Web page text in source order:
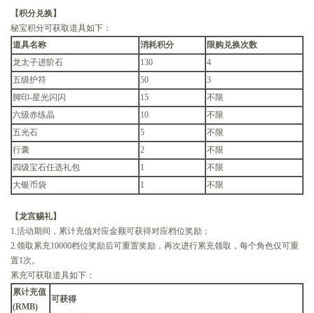
【积分兑换】
秘宝积分可获取道具如下：
道具名称
消耗积分
限购兑换次数
龙太子进阶石
130
4
五级护符
50
3
脚印-星光闪闪
15
不限
六级赤练晶
10
不限
五光石
5
不限
行囊
2
不限
四级宝石任选礼包
1
不限
大银币袋
1 不限
【龙宫赐礼】
1.活动期间，累计充值对应金额可获得对应档位奖励；
2.领取累充10000档位奖励后可重置奖励，再次进行累充领取，每个角色仅可重
置1次。
累充可获取道具如下：
累计充值
(RMB)
可获得